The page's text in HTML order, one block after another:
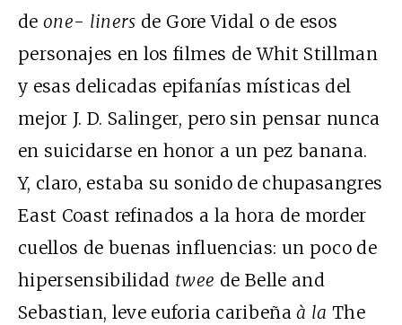
deone- liners de Gore Vidal o de esos
personajes en los filmes de Whit Stillman
y esas delicadas epifanías místicas del
mejor J. D. Salinger, pero sin pensar nunca
en suicidarse en honor a un pez banana.
Y, claro, estaba su sonido de chupasangres
East Coast refinados a la hora de morder
cuellos de buenas influencias: un poco de
hipersensibilidad twee de Belle and
Sebastian, leve euforia caribeñaà laThe